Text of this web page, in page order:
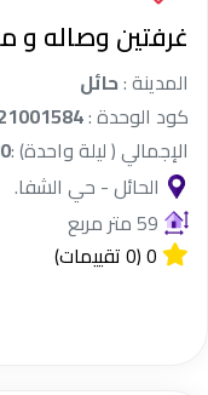
MOST VIEWED
HIGHEST PRICE
اسم المدينة
حائل
من
0
شقق
شاليهات على
غرفتين وصاله و
المدينة :حائل
كود الوحدة :
الإجمالي ( ليلة واحدة) :
الحائل - حي الشفا.
59 متر مربع
0(0 تقييمات)